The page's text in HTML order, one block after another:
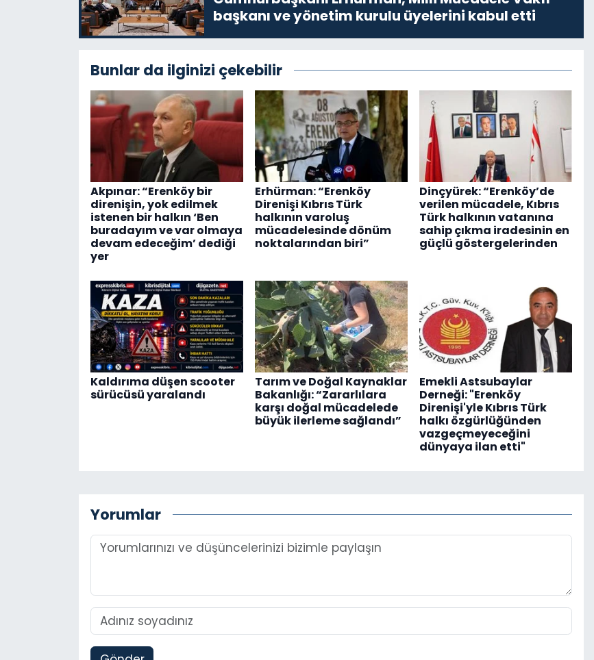
başkanı ve yönetim kurulu üyelerini kabul etti
Bunlar da ilginizi çekebilir
Akpınar: “Erenköy bir
direnişin, yok edilmek
istenen bir halkın ‘Ben
buradayım ve var olmaya
devam edeceğim’ dediği
yer
Erhürman: “Erenköy
Direnişi Kıbrıs Türk
halkının varoluş
mücadelesinde dönüm
noktalarından biri”
Dinçyürek: “Erenköy’de
verilen mücadele, Kıbrıs
Türk halkının vatanına
sahip çıkma iradesinin en
güçlü göstergelerinden
Kaldırıma düşen scooter
sürücüsü yaralandı
Tarım ve Doğal Kaynaklar
Bakanlığı: “Zararlılara
karşı doğal mücadelede
büyük ilerleme sağlandı”
Emekli Astsubaylar
Derneği: "Erenköy
Direnişi'yle Kıbrıs Türk
halkı özgürlüğünden
vazgeçmeyeceğini
dünyaya ilan etti"
Yorumlar